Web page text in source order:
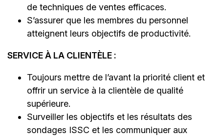
de techniques de ventes efficaces.
S’assurer que les membres du personnel
atteignent leurs objectifs de productivité.
SERVICE À LA CLIENTÈLE :
Toujours mettre de l’avant la priorité client et
offrir un service à la clientèle de qualité
supérieure.
Surveiller les objectifs et les résultats des
sondages ISSC et les communiquer aux